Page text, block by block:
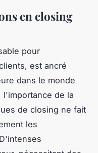
en closing
pour
est ancré
dans le monde
de la
de closing ne fait
les